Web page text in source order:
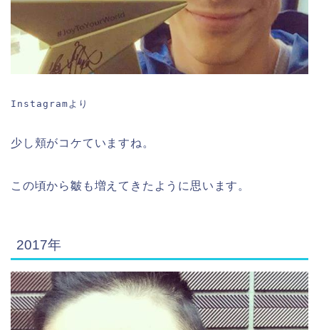
Instagramより
少し頬がコケていますね。
この頃から皺も増えてきたように思います。
2017年